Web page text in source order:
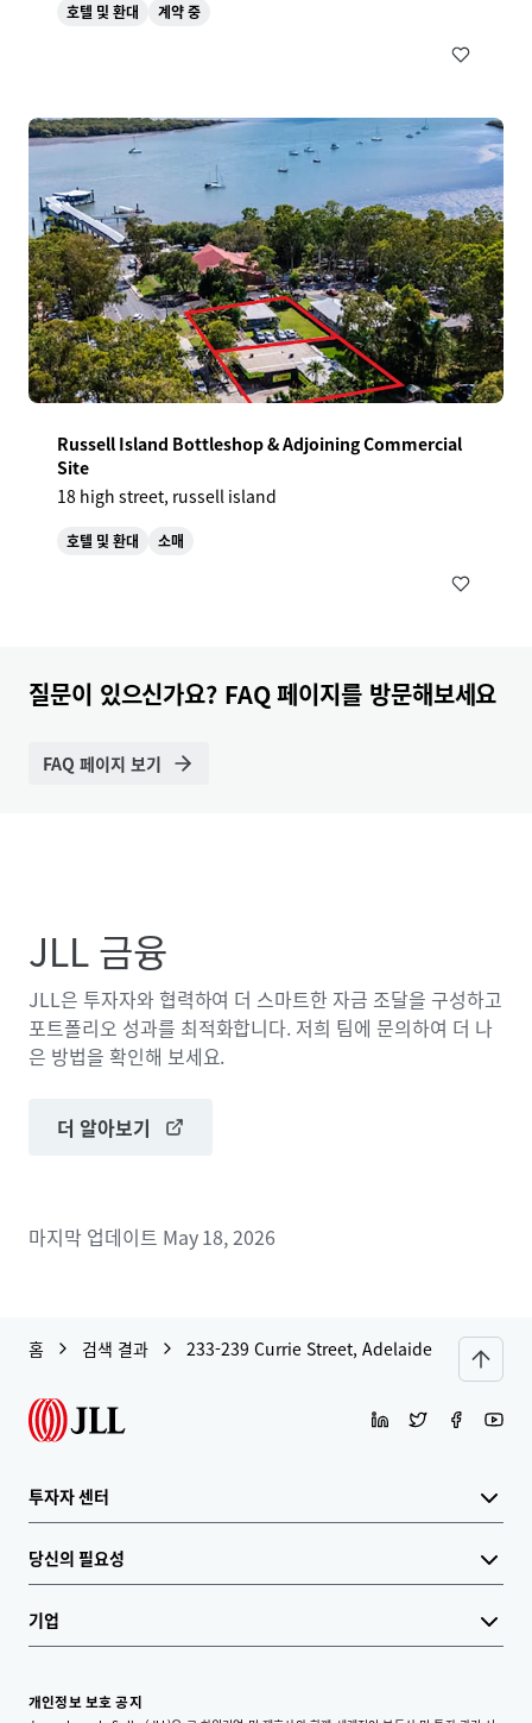
호텔 및 환대
계약 중
Russell Island Bottleshop & Adjoining Commercial
Site
18 high street, russell island
호텔 및 환대 소매
질문이 있으신가요? FAQ 페이지를 방문해보세요
FAQ 페이지 보기
JLL 금융
JLL은 투자자와 협력하여 더 스마트한 자금 조달을 구성하고
포트폴리오 성과를 최적화합니다. 저희 팀에 문의하여 더 나
은 방법을 확인해 보세요.
더 알아보기
마지막 업데이트 May 18, 2026
홈 검색 결과 233-239 Currie Street, Adelaide
투자자 센터
당신의 필요성
기업
개인정보 보호 공지